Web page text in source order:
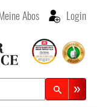
Abos Login